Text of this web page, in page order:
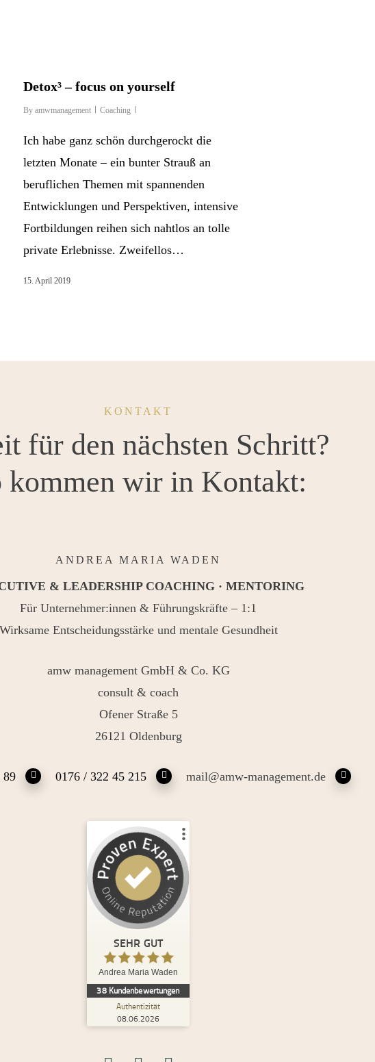
Detox³ – focus on yourself
By amwmanagement Coaching
Ich habe ganz schön durchgerockt die
letzten Monate – ein bunter Strauß an
beruflichen Themen mit spannenden
Entwicklungen und Perspektiven, intensive
Fortbildungen reihen sich nahtlos an tolle
private Erlebnisse. Zweifellos…
15. April 2019
KONTAKT
für den nächsten Schritt?
kommen wir in Kontakt:
ANDREA MARIA WADEN
& LEADERSHIP COACHING · MENTORING
Für Unternehmer:innen & Führungskräfte – 1:1
Wirksame Entscheidungsstärke und mentale Gesundheit
amw management GmbH & Co. KG
consult & coach
Ofener Straße 5
26121 Oldenburg
89 0176 / 322 45 215 mail@amw-management.de
SEHR GUT
Andrea Maria Waden
38 Kundenbewertungen
Authentizität
08.06.2026
Kundenbewertungen und Erfahrungen zu
Andrea Maria Waden
100
%
Empfehlungen auf
SEHR GUT
Bewertungen auf
ProvenExpert.com
Bewertungen von
anderen Quellen
Blick aufs ProvenExpert-Profil werfen